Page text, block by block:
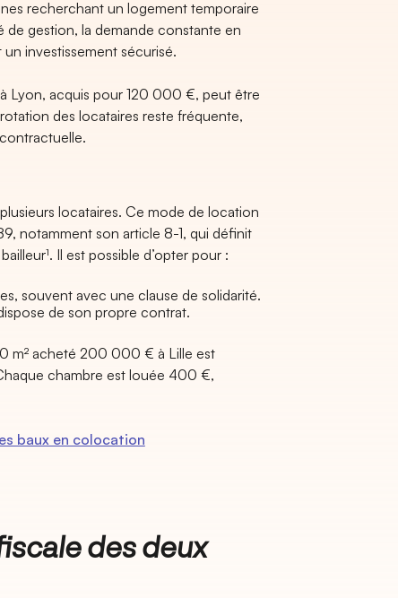
recherchant un logement temporaire
gestion, la demande constante en
investissement sécurisé.
Lyon, acquis pour 120 000 €, peut être
des locataires reste fréquente,
locataires. Ce mode de location
notamment son article 8-1, qui définit
Il est possible d’opter pour :
souvent avec une clause de solidarité.
de son propre contrat.
m² acheté 200 000 € à Lille est
chambre est louée 400 €,
baux en colocation
des deux